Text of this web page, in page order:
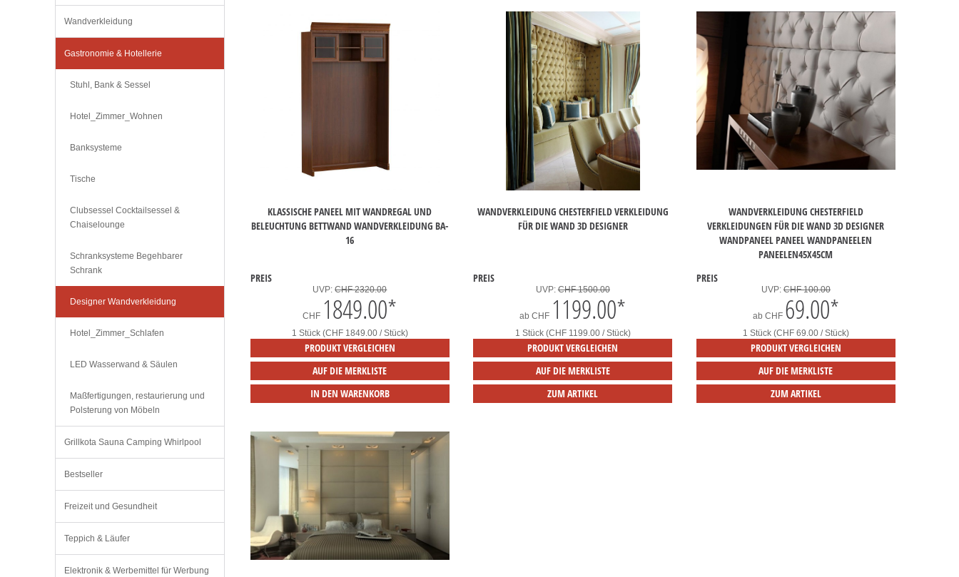
KLASSISCHE PANEEL MIT WANDREGAL UND
BELEUCHTUNG BETTWAND WANDVERKLEIDUNG BA-
16
PREIS
UVP:CHF 2320.00
CHF 1849.00*
1 Stück (CHF 1849.00 / Stück)
PRODUKT VERGLEICHEN
AUF DIE MERKLISTE
IN DEN WARENKORB
WANDVERKLEIDUNG CHESTERFIELD VERKLEIDUNG
FÜR DIE WAND 3D DESIGNER
PREIS
UVP:CHF 1500.00
abCHF 1199.00*
1 Stück (CHF 1199.00 / Stück)
PRODUKT VERGLEICHEN
AUF DIE MERKLISTE
ZUM ARTIKEL
WANDVERKLEIDUNG CHESTERFIELD
VERKLEIDUNGEN FÜR DIE WAND 3D DESIGNER
WANDPANEEL PANEEL WANDPANEELEN
PANEELEN45X45CM
PREIS
UVP: CHF 100.00
ab CHF 69.00*
1 Stück (CHF 69.00 / Stück)
PRODUKT VERGLEICHEN
AUF DIE MERKLISTE
ZUM ARTIKEL
Wandverkleidung
Gastronomie & Hotellerie
Stuhl, Bank & Sessel
Hotel_Zimmer_Wohnen
Banksysteme
Tische
Clubsessel Cocktailsessel &
Chaiselounge
Schranksysteme Begehbarer
Schrank
Designer Wandverkleidung
Hotel_Zimmer_Schlafen
LED Wasserwand & Säulen
Maßfertigungen, restaurierung und
Polsterung von Möbeln
Grillkota Sauna Camping Whirlpool
Bestseller
Freizeit und Gesundheit
Teppich & Läufer
Elektronik & Werbemittel für Werbung